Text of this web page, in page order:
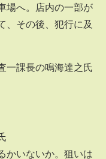
場へ。店内の一部が
、その後、犯行に及
一課長の鳴海達之氏
かいないか。狙いは